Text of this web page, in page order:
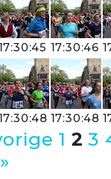
17:30:46
17:30:48
1 2 3